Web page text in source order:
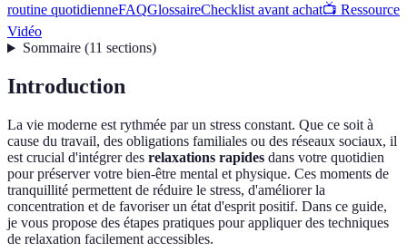
routine quotidienneFAQGlossaireChecklist avant achat📺 Ressource
Vidéo
Sommaire(11 sections)
Introduction
La vie moderne est rythmée par un stress constant. Que ce soit à
cause du travail, des obligations familiales ou des réseaux sociaux, il
est crucial d'intégrer des relaxations rapides dans votre quotidien
pour préserver votre bien-être mental et physique. Ces moments de
tranquillité permettent de réduire le stress, d'améliorer la
concentration et de favoriser un état d'esprit positif. Dans ce guide,
je vous propose des étapes pratiques pour appliquer des techniques
de relaxation facilement accessibles.